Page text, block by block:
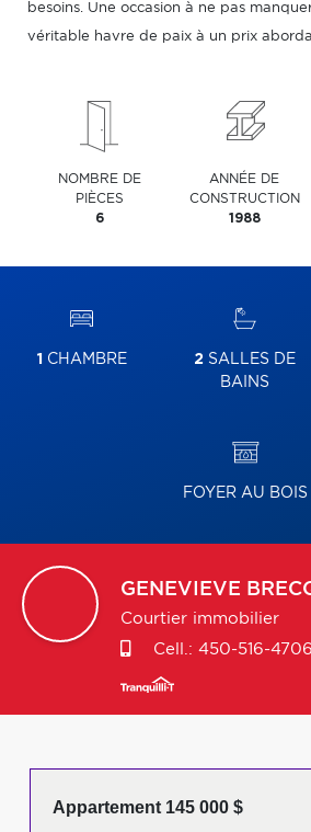
besoins. Une occasion à ne pas
véritable havre de paix à un prix
NOMBRE DE
PIÈCES
6
ANNÉE DE
CONSTRUCTION
1988
1 CHAMBRE 2 SALLES DE
BAINS
FOYER AU BOIS
GENEVIEVE
Courtier immobilier
Cell.: 450-516-4706
Appartement 145 000 $